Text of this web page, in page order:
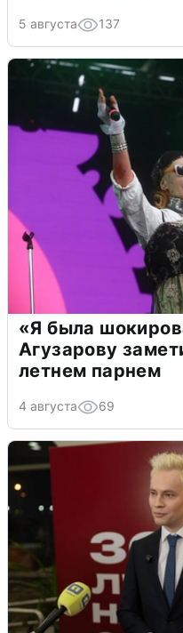
5 августа 137
«Я была
Агузарову
летнем парнем
4 августа 69